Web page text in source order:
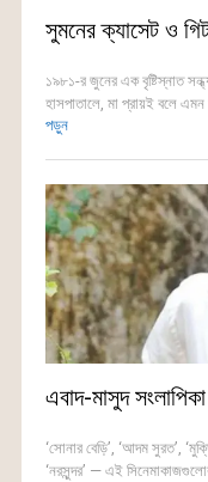
সুমনের ক্যাসেট ও
১৯৮১-র জুনের এক বৃষ্টিস্নাত
হাসপাতালে, মা প্রায়ই বলে এমন
পড়ুন
এবাদ-মাসুদ
‘সোনার বেড়ি’, ‘আদম সুরত’,
‘নরসুন্দর’ — এই